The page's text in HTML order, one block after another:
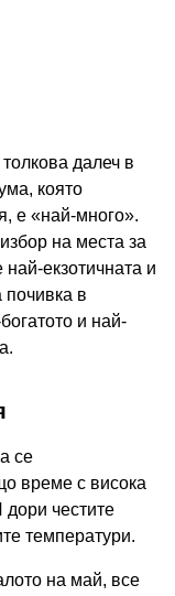
далеч в
която
е «най-много».
на места за
екзотичната и
почивка в
и най-
се
време с висока
дори честите
температури.
на май, все